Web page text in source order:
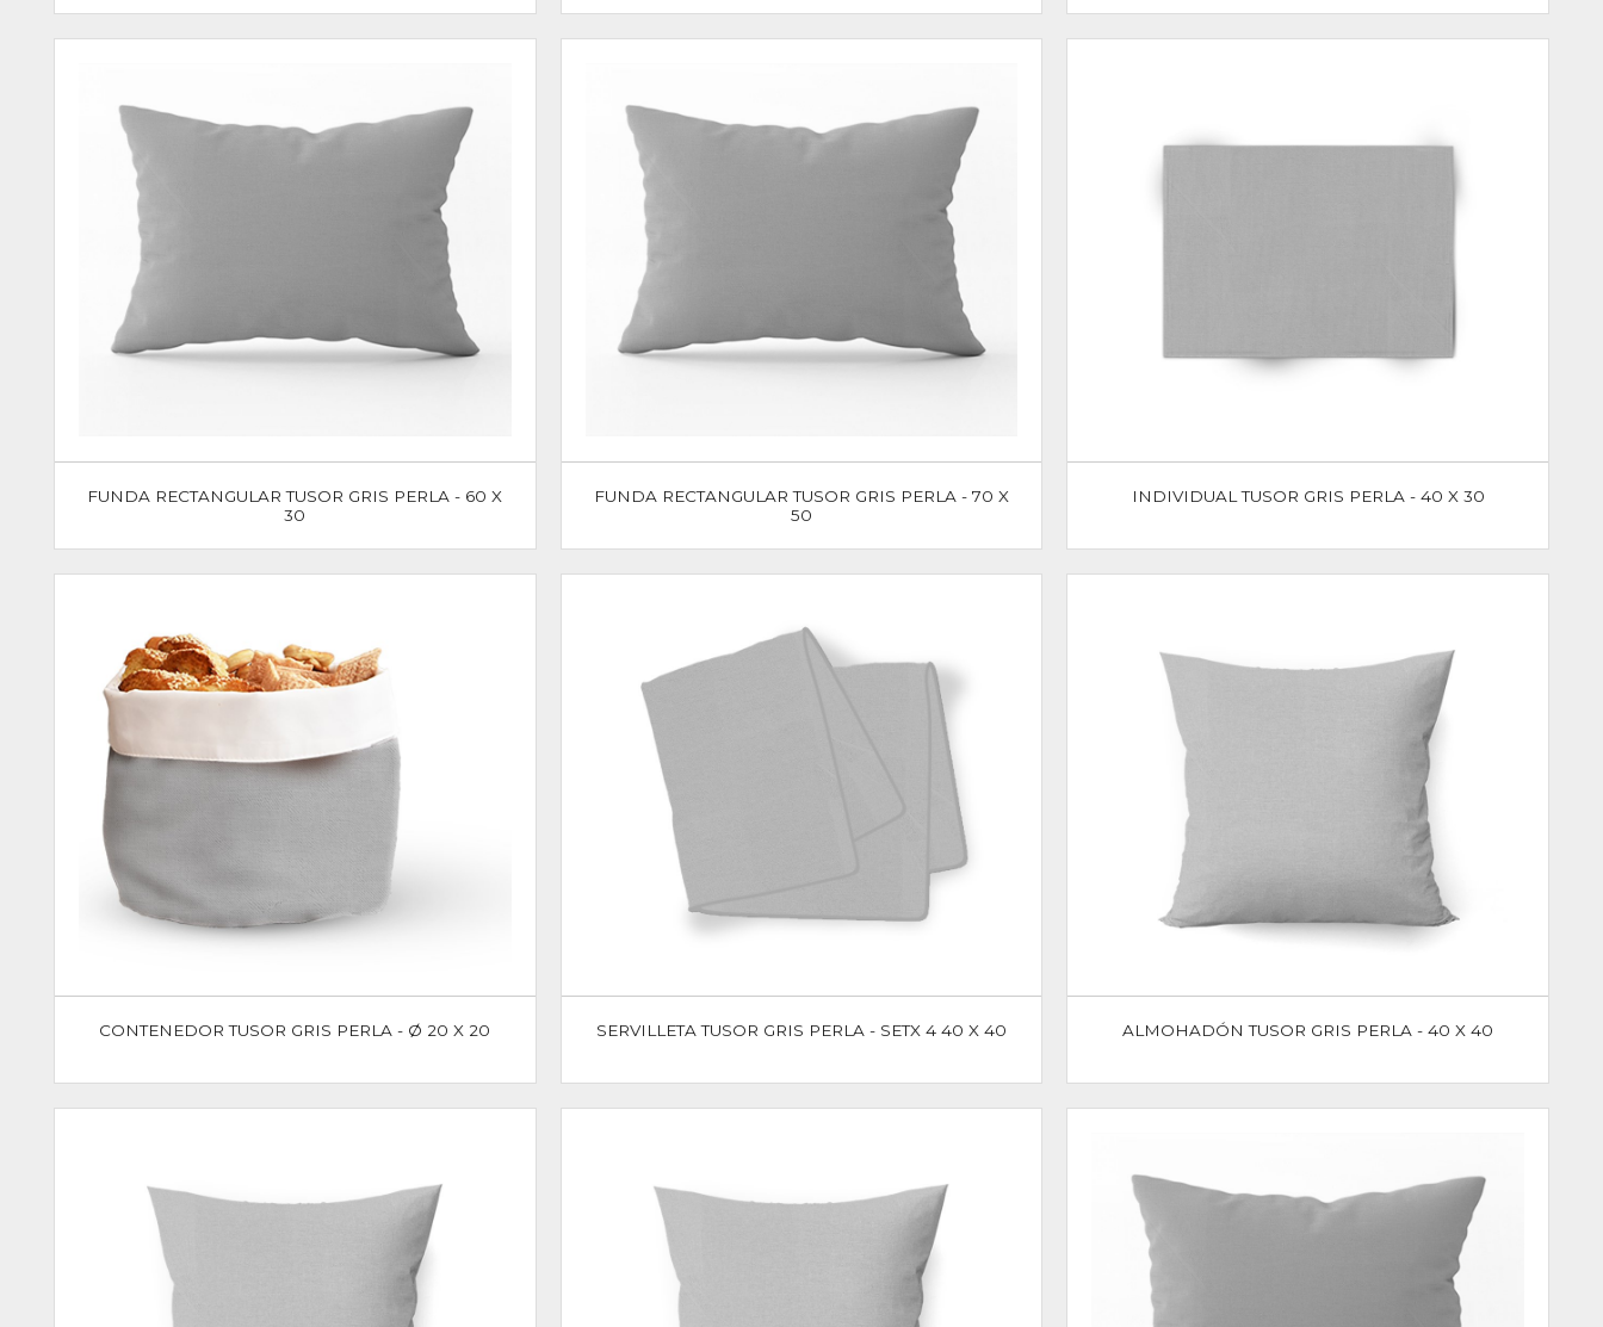
FUNDA RECTANGULAR TUSOR GRIS PERLA - 60 X
30
FUNDA RECTANGULAR TUSOR GRIS PERLA - 70 X
50
INDIVIDUAL TUSOR GRIS PERLA - 40 X 30
CONTENEDOR TUSOR GRIS PERLA - Ø 20 X 20 SERVILLETA TUSOR GRIS PERLA - SETX 4 40 X 40 ALMOHADÓN TUSOR GRIS PERLA - 40 X 40